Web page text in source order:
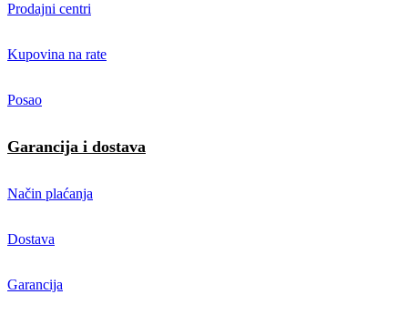
Prodajni centri
Kupovina na rate
Posao
Garancija i dostava
Način plaćanja
Dostava
Garancija